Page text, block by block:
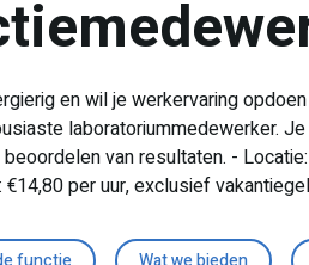
en wil je werkervaring
laboratoriummedewerker.
van resultaten. -
€14,80 per uur, exclusief